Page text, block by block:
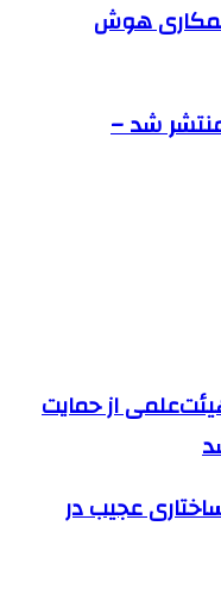
هوش
فارسی نگارش ۷.۰ منتشر شد –
از حمایت
عجیب در